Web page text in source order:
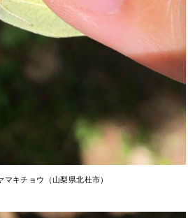
マキチョウ（山梨県北杜市）